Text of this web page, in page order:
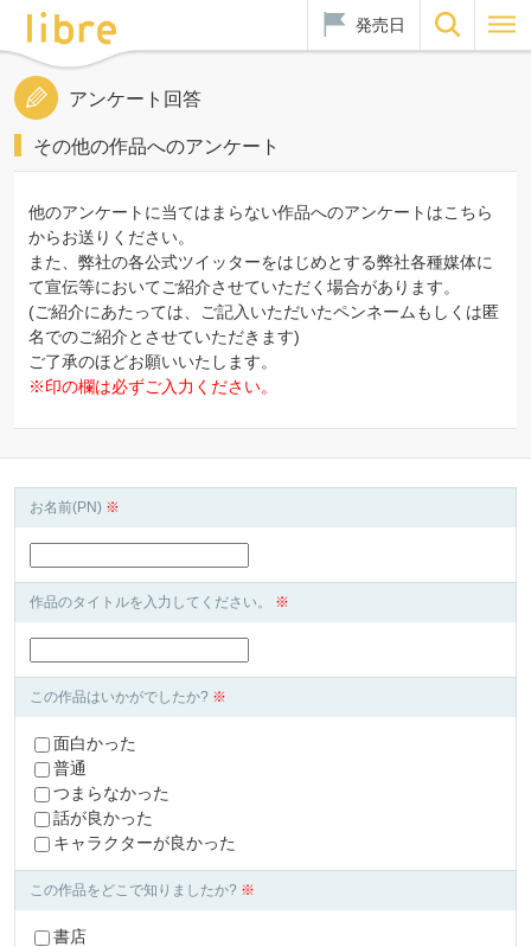
発売日
アンケート回答
その他の作品へのアンケート
他のアンケートに当てはまらない作品へのアンケートはこちら
からお送りください。
また、弊社の各公式ツイッターをはじめとする弊社各種媒体に
て宣伝等においてご紹介させていただく場合があります。
(ご紹介にあたっては、ご記入いただいたペンネームもしくは匿
名でのご紹介とさせていただきます)
ご了承のほどお願いいたします。
※印の欄は必ずご入力ください。
お名前(PN) ※
作品のタイトルを入力してください。 ※
この作品はいかがでしたか? ※
面白かった
普通
つまらなかった
話が良かった
キャラクターが良かった
この作品をどこで知りましたか? ※
書店